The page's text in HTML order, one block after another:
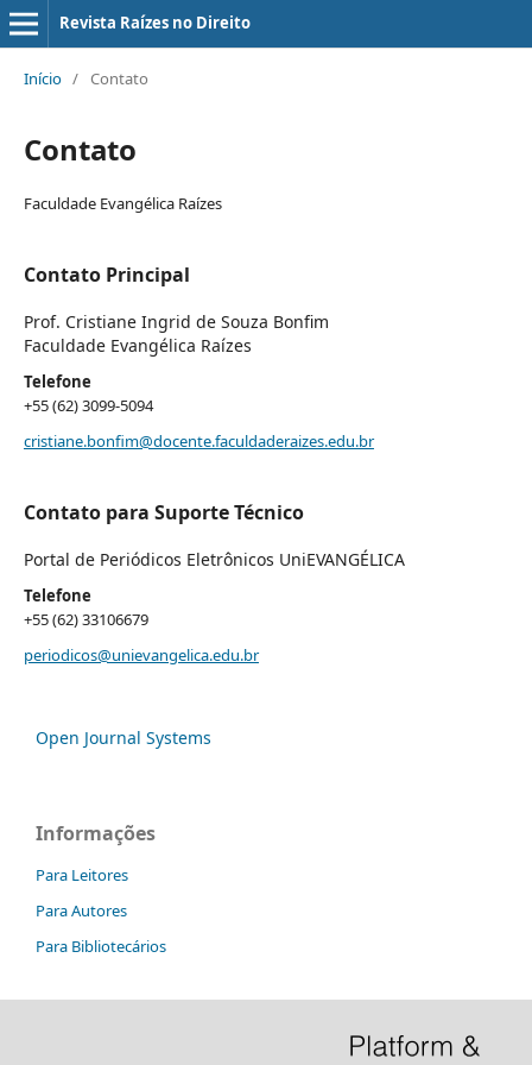
Revista Raízes no Direito
Início / Contato
Contato
Faculdade Evangélica Raízes
Contato Principal
Prof. Cristiane Ingrid de Souza Bonfim
Faculdade Evangélica Raízes
Telefone
+55 (62) 3099-5094
cristiane.bonfim@docente.faculdaderaizes.edu.br
Contato para Suporte Técnico
Portal de Periódicos Eletrônicos UniEVANGÉLICA
Telefone
+55 (62) 33106679
periodicos@unievangelica.edu.br
Open Journal Systems
Informações
Para Leitores
Para Autores
Para Bibliotecários